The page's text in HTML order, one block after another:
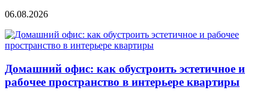
06.08.2026
Домашний офис: как обустроить эстетичное и
рабочее пространство в интерьере квартиры